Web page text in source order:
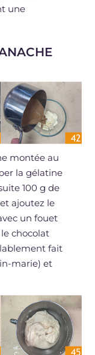
une
montée au
la gélatine
100 g de
ajoutez le
un fouet
chocolat
fait
marie) et